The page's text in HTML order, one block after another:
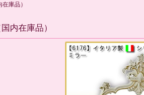
庫品）
内在庫品）